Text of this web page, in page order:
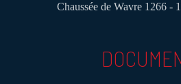
Chaussée de Wavre 1266 -